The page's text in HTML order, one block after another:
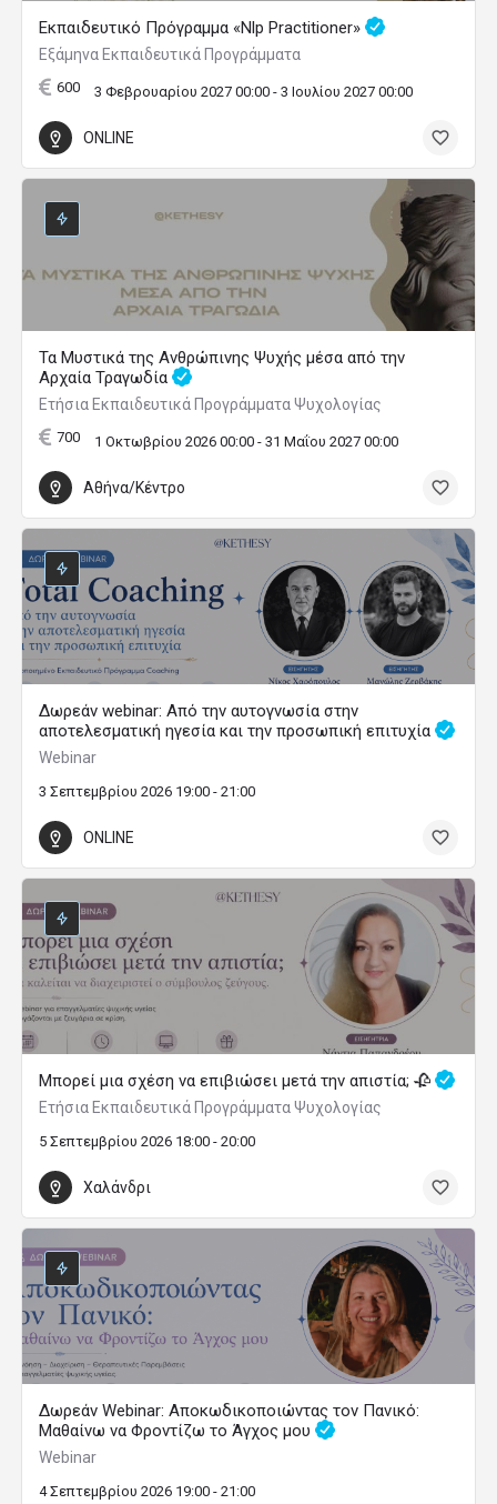
Εκπαιδευτικό Πρόγραμμα «Nlp Practitioner»
Εξάμηνα Εκπαιδευτικά Προγράμματα
600 3 Φεβρουαρίου 2027 00:00 - 3 Ιουλίου 2027 00:00
ONLINE
Τα Μυστικά της Ανθρώπινης Ψυχής μέσα από την
Αρχαία Τραγωδία
Ετήσια Εκπαιδευτικά Προγράμματα Ψυχολογίας
700 1 Οκτωβρίου 2026 00:00 - 31 Μαΐου 2027 00:00
Αθήνα/Κέντρο
Δωρεάν webinar: Από την αυτογνωσία στην
αποτελεσματική ηγεσία και την προσωπική επιτυχία
Webinar
3 Σεπτεμβρίου 2026 19:00 - 21:00
ONLINE
Μπορεί μια σχέση να επιβιώσει μετά την απιστία; 🥀
Ετήσια Εκπαιδευτικά Προγράμματα Ψυχολογίας
5 Σεπτεμβρίου 2026 18:00 - 20:00
Χαλάνδρι
Δωρεάν Webinar: Αποκωδικοποιώντας τον Πανικό:
Μαθαίνω να Φροντίζω το Άγχος μου
Webinar
4 Σεπτεμβρίου 2026 19:00 - 21:00